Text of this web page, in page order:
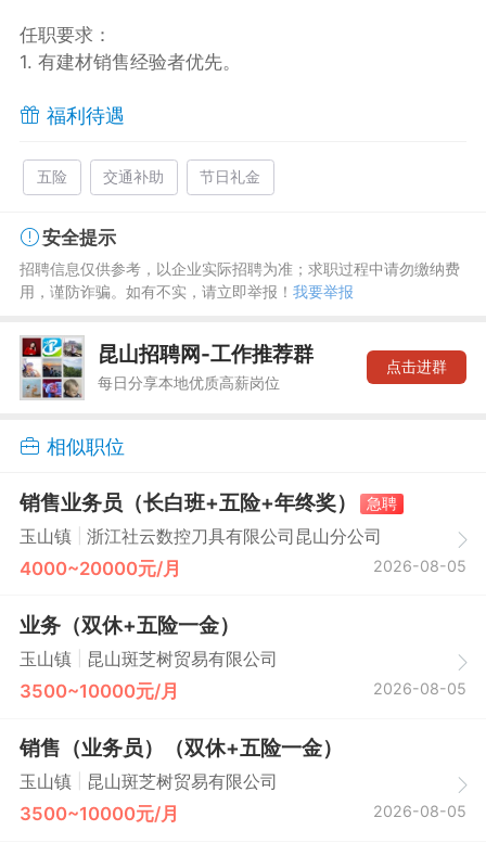
任职要求：
1. 有建材销售经验者优先。
福利待遇
五险 交通补助 节日礼金
安全提示
招聘信息仅供参考，以企业实际招聘为准；求职过程中请勿缴纳费
用，谨防诈骗。如有不实，请立即举报！ 我要举报
昆山招聘网-工作推荐群
每日分享本地优质高薪岗位
点击进群
相似职位
销售业务员（长白班+五险+年终奖）
急聘
玉山镇
浙江社云数控刀具有限公司昆山分公司
4000~20000元/月 2026-08-05
业务（双休+五险一金）
玉山镇 昆山斑芝树贸易有限公司
3500~10000元/月 2026-08-05
销售（业务员）（双休+五险一金）
玉山镇 昆山斑芝树贸易有限公司
3500~10000元/月 2026-08-05